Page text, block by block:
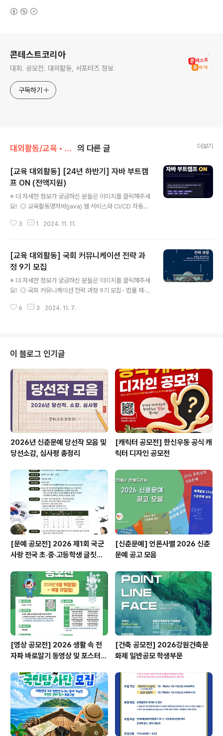
콘테스트코리아
대회. 공모전. 대외활동, 서포터즈 정보
구독하기
대외활동/교육 • 강연 • 멘토링 의 다른 글 더보기
[교육 대외활동] [24년 하반기] 자바 부트캠
프 ON (전액지원)
※ 더 자세한 정보가 궁금하신 분들은 이미지를 클릭해주세
요! ◎ 교육활동명자바(java) 웹 서비스와 CI/CD 자동화
프로그래밍 기초STEP2. 웹 화면 만들기STEP3. 데이터
멘토링STEP7. 모의면접 및 입사지원서 지도 ◎ 교육비
용- 9,872,720원 천만원 상당 교육비 100% 국비 지원
0원- 30만원 상당 교재비 무상제공 ◎ 훈련장려금- K-디
지털 과정 특별수당 20만원 + 기본수당 지급 11만6천원+
~ 25.06.13(130일)- 월~금 (9:3..
3 1 2024. 11. 11.
[교육 대외활동] 국회 커뮤니케이션 전략 과
정 9기 모집
※ 더 자세한 정보가 궁금하신 분들은 이미지를 클릭해주세
요! ◎ 국회 커뮤니케이션 전략 과정 9기 모집- 법률 제·개
활동의 구동 원리를 이해하고, 이를 바탕으로 공공·기업·언
(금) 오후 2시-6시( 교육 수료 후 뒤풀이 예정) ◎ 대상-
입법부 역할의 변화와 대응에 관심이 있는 공공 기관, 기업,
언론 및 사회 단체 관계자- 국회 대응을 담당하는 전략, 기
획, 법무, 홍보 등 관련 부서 임직원 ◎ 접수 방법- 굿네이
션스 가입 - 신청서 다운로드 후 작성 및..
6 3 2024. 11. 7.
이 블로그 인기글
2026년 신춘문예 당선작 모음 및
당선소감, 심사평 총정리
[캐릭터 공모전] 한신우동 공식 캐
릭터 디자인 공모전
[문예 공모전] 2026 제1회 국군
사랑 전국 초·중·고등학생 글짓기
[신춘문예] 언론사별 2026 신춘
문예 공고 모음
[영상 공모전] 2026 생활 속 전
자파 바로알기 동영상 및 포스터
[건축 공모전] 2026강원건축문
화제 일반공모 학생부문